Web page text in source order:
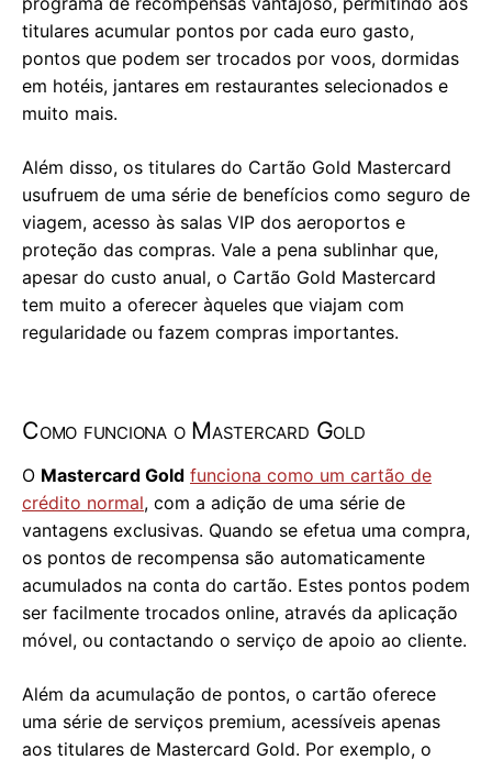
titulares acumular pontos por cada euro gasto,
pontos que podem ser trocados por voos, dormidas
em hotéis, jantares em restaurantes selecionados e
muito mais.
Além disso, os titulares do Cartão Gold Mastercard
usufruem de uma série de benefícios como seguro de
viagem, acesso às salas VIP dos aeroportos e
proteção das compras. Vale a pena sublinhar que,
apesar do custo anual, o Cartão Gold Mastercard
tem muito a oferecer àqueles que viajam com
regularidade ou fazem compras importantes.
Como funciona o Mastercard Gold
O Mastercard Gold funciona como um cartão de
crédito normal, com a adição de uma série de
vantagens exclusivas. Quando se efetua uma compra,
os pontos de recompensa são automaticamente
acumulados na conta do cartão. Estes pontos podem
ser facilmente trocados online, através da aplicação
móvel, ou contactando o serviço de apoio ao cliente.
Além da acumulação de pontos, o cartão oferece
uma série de serviços premium, acessíveis apenas
aos titulares de Mastercard Gold. Por exemplo, o